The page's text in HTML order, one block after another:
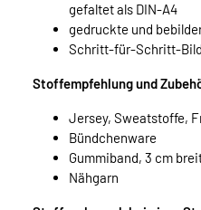
gefaltet als DIN-A4
gedruckte und
Schritt-für-Schritt-
Stoffempfehlung und
Jersey, Sweatstoffe,
Bündchenware
Gummiband, 3 cm
Nähgarn